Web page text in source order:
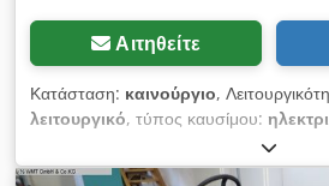
Αιτηθείτε
Κατάσταση: καινούργιο,
λειτουργικό, τύπος καυσίμου:
Βέλτιστη συλλογή ρύπων μέσω της
V. Εξελιγμένος έλεγχος της σκόνης